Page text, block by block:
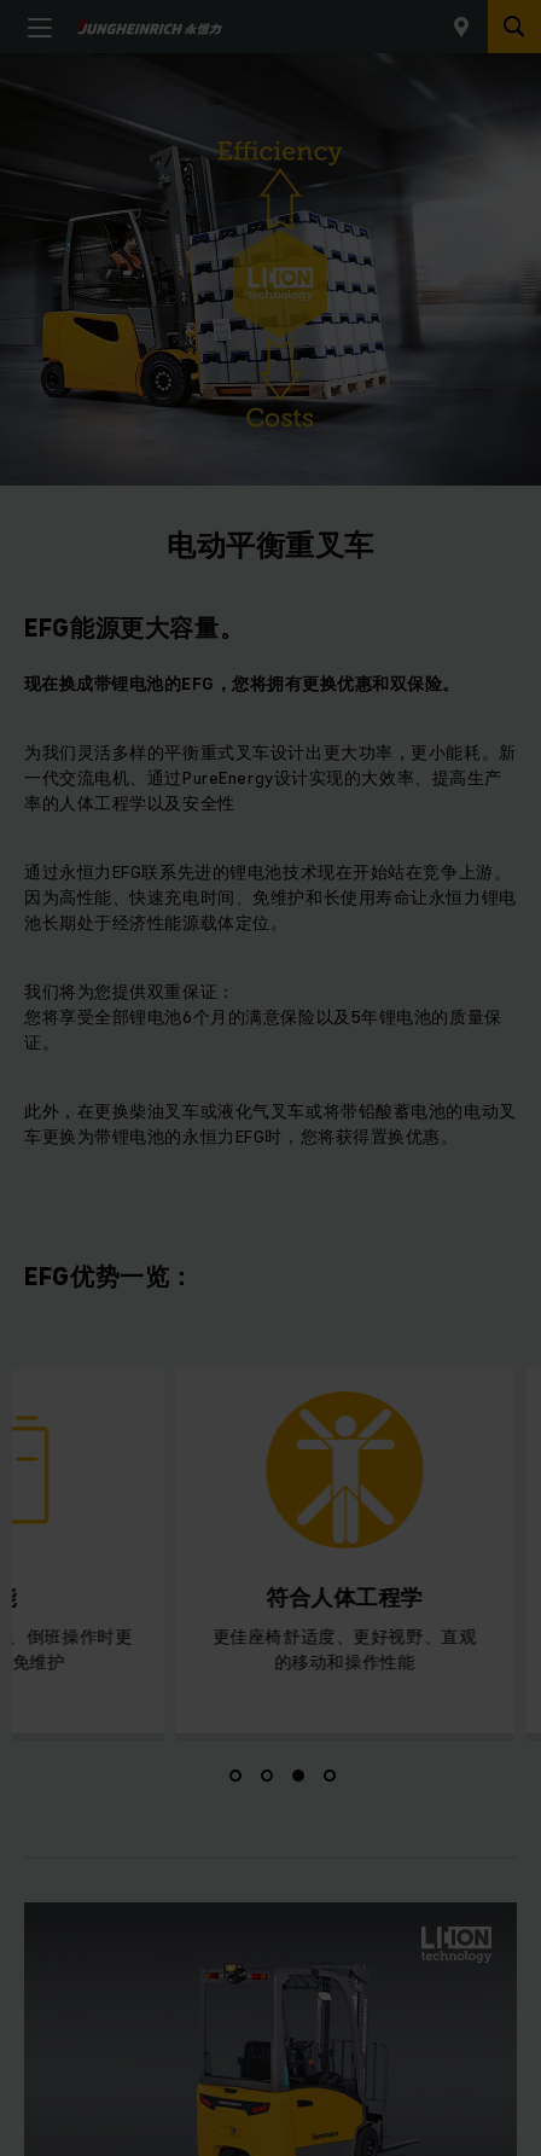
电动平衡重叉车
EFG能源更大容量。
现在换成带锂电池的EFG，您将拥有更换优惠和双保险。
为我们灵活多样的平衡重式叉车设计出更大功率，更小能耗。新
一代交流电机、通过PureEnergy设计实现的大效率、提高生产
率的人体工程学以及安全性
通过永恒力EFG联系先进的锂电池技术现在开始站在竞争上游。
因为高性能、快速充电时间、免维护和长使用寿命让永恒力锂电
池长期处于经济性能源载体定位。
我们将为您提供双重保证：
您将享受全部锂电池6个月的满意保险以及5年锂电池的质量保
证。
此外，在更换柴油叉车或液化气叉车或将带铅酸蓄电池的电动叉
车更换为带锂电池的永恒力EFG时，您将获得置换优惠。
EFG优势一览：
更佳座椅舒适度、更好视野、直观
全面的辅助系统